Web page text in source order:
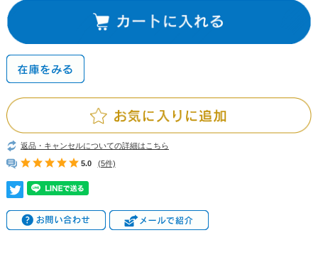
返品・キャンセルについての詳細はこちら
5.0 (5件)